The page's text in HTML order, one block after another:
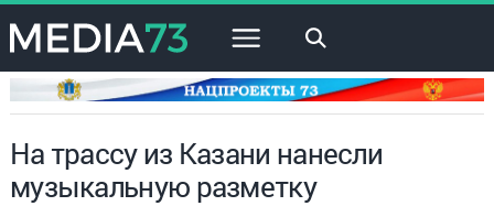
×
На трассу из Казани нанесли
музыкальную разметку